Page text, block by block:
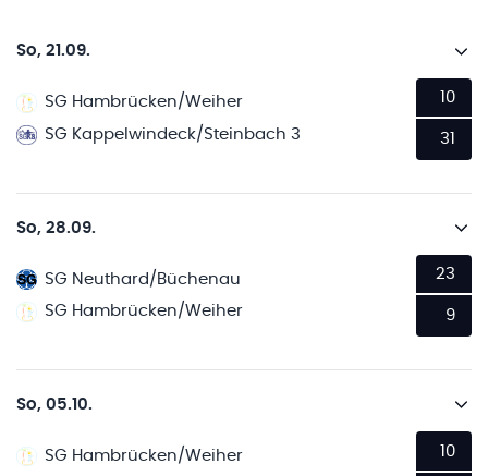
So, 21.09.
SG Hambrücken/Weiher
SG Kappelwindeck/Steinbach 3
10
31
So, 28.09.
SG Neuthard/Büchenau
SG Hambrücken/Weiher
23
9
So, 05.10.
SG Hambrücken/Weiher
10